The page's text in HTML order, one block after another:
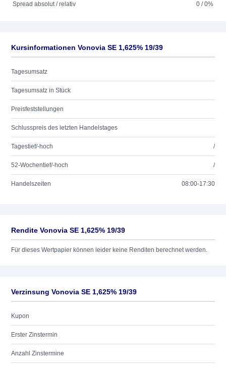
Spread absolut / relativ
0 / 0%
Kursinformationen Vonovia SE 1,625% 19/39
Tagesumsatz
Tagesumsatz in Stück
Preisfeststellungen
Schlusspreis des letzten Handelstages
Tagestief/-hoch /
52-Wochentief/-hoch /
Handelszeiten 08:00-17:30
Rendite Vonovia SE 1,625% 19/39
Für dieses Wertpapier können leider keine Renditen berechnet werden.
Verzinsung Vonovia SE 1,625% 19/39
Kupon
Erster Zinstermin
Anzahl Zinstermine